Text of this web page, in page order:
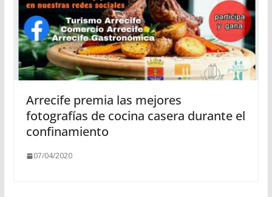
Arrecife premia las mejores
fotografías de cocina casera durante el
confinamiento
07/04/2020